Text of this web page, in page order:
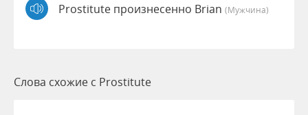
Prostitute произнесенно Brian (мужчина)
Слова схожие с Prostitute